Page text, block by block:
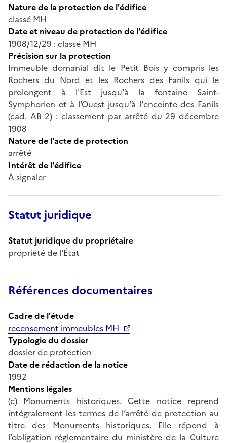
Nature de la protection de l'édifice
classé MH
Date et niveau de protection de l'édifice
1908/12/29 : classé MH
Précision sur la protection
Immeuble domanial dit le Petit Bois y compris les
Rochers du Nord et les Rochers des Fanils qui le
prolongent à l'Est jusqu'à la fontaine Saint-
Symphorien et à l'Ouest jusqu'à l'enceinte des Fanils
(cad. AB 2) : classement par arrêté du 29 décembre
1908
Nature de l'acte de protection
arrêté
Intérêt de l'édifice
À signaler
Statut juridique
Statut juridique du propriétaire
propriété de l'État
Références documentaires
Cadre de l'étude
recensement immeubles MH
Typologie du dossier
dossier de protection
Date de rédaction de la notice
1992
Mentions légales
(c) Monuments historiques. Cette notice reprend
intégralement les termes de l’arrêté de protection au
titre des Monuments historiques. Elle répond à
l’obligation réglementaire du ministère de la Culture